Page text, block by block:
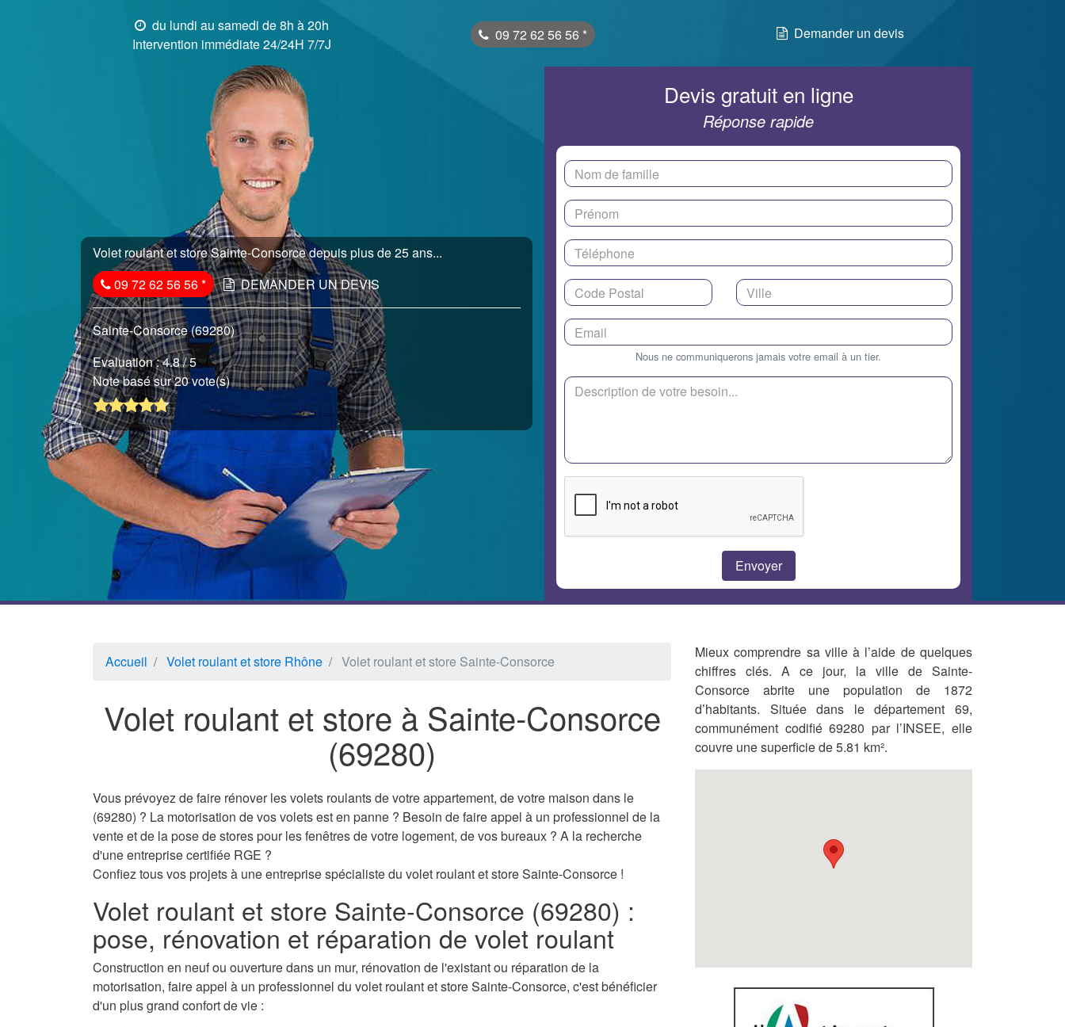
du lundi au samedi de 8h à 20h
Intervention immédiate 24/24H 7/7J
09 72 62 56 56 * Demander un devis
Volet roulant et store Sainte-Consorce depuis plus de 25 ans...
09 72 62 56 56* DEMANDER UN DEVIS
Sainte-Consorce (69280)
Evaluation :4.8/ 5
Note basé sur 20 vote(s)
Devis gratuit en ligne
Réponse rapide
Nous ne communiquerons jamais votre email à un tier.
Accueil Volet roulant et store Rhône Volet roulant et store Sainte-Consorce
Volet roulant et store à Sainte-Consorce
(69280)
Vous prévoyez de faire rénover les volets roulants de votre appartement, de votre maison dans le
(69280) ? La motorisation de vos volets est en panne ? Besoin de faire appel à un professionnel de la
vente et de la pose de stores pour les fenêtres de votre logement, de vos bureaux ? A la recherche
d'une entreprise certifiée RGE ?
Confiez tous vos projets à une entreprise spécialiste du volet roulant et store Sainte-Consorce !
Volet roulant et store Sainte-Consorce (69280) :
pose, rénovation et réparation de volet roulant
Construction en neuf ou ouverture dans un mur, rénovation de l'existant ou réparation de la
motorisation, faire appel à un professionnel du volet roulant et store Sainte-Consorce, c'est bénéficier
d'un plus grand confort de vie :
Mieux comprendre sa ville à l’aide de quelques
chiffres clés. A ce jour, la ville de Sainte-
Consorce abrite une population de 1872
d’habitants. Située dans le département 69,
communément codifié 69280 par l’INSEE, elle
couvre une superficie de 5.81 km².